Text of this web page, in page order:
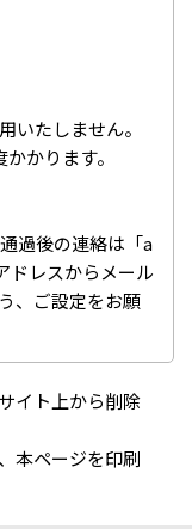
いたしません。
かります。
過後の連絡は「a
レスからメール
、ご設定をお願
イト上から削除
本ページを印刷